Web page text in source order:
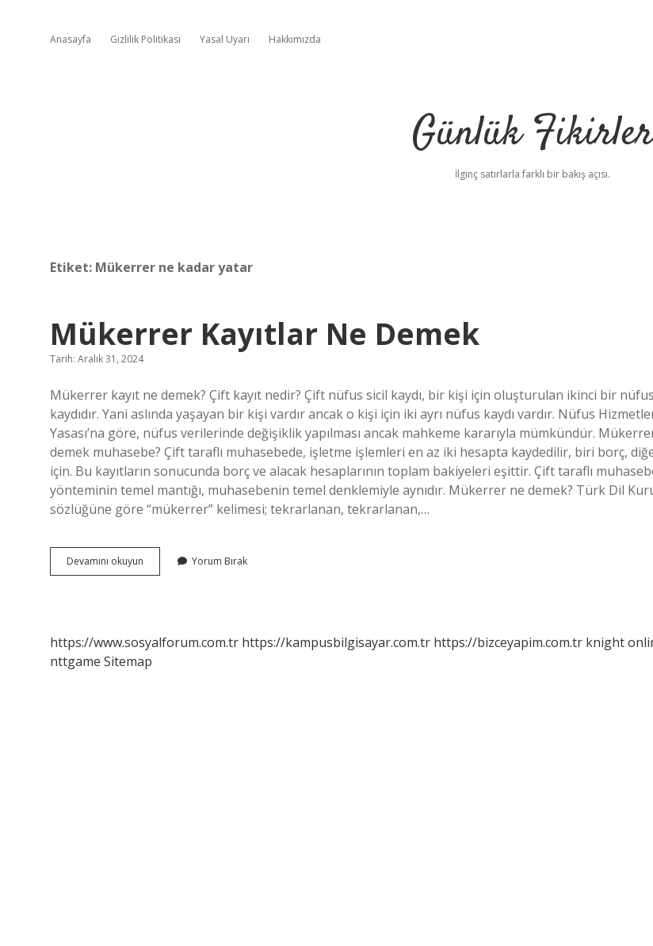
Anasayfa Gizlilik Politikası Yasal Uyarı Hakkımızda
Günlük Fikirler
İlginç satırlarla farklı bir bakış açısı.
Etiket: Mükerrer ne kadar yatar
Mükerrer Kayıtlar Ne Demek
Tarih: Aralık 31, 2024
Mükerrer kayıt ne demek? Çift kayıt nedir? Çift nüfus sicil kaydı, bir kişi için oluşturulan ikinci bir
kaydıdır. Yani aslında yaşayan bir kişi vardır ancak o kişi için iki ayrı nüfus kaydı vardır. Nüfus
Yasası’na göre, nüfus verilerinde değişiklik yapılması ancak mahkeme kararıyla mümkündür.
demek muhasebe? Çift taraflı muhasebede, işletme işlemleri en az iki hesapta kaydedilir, biri borç,
için. Bu kayıtların sonucunda borç ve alacak hesaplarının toplam bakiyeleri eşittir. Çift taraflı
yönteminin temel mantığı, muhasebenin temel denklemiyle aynıdır. Mükerrer ne demek? Türk Dil
sözlüğüne göre “mükerrer” kelimesi; tekrarlanan, tekrarlanan,…
Devamını okuyun Mükerrer
Kayıtlar
Yorum Bırak
https://www.sosyalforum.com.tr https://kampusbilgisayar.com.tr https://bizceyapim.com.tr knight
nttgame Sitemap